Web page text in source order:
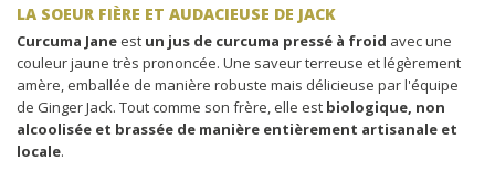
LA SOEUR FIÈRE ET AUDACIEUSE DE JACK
Curcuma Jane est un jus de curcuma pressé à froid avec une
couleur jaune très prononcée. Une saveur terreuse et légèrement
amère, emballée de manière robuste mais délicieuse par l'équipe
de Ginger Jack. Tout comme son frère, elle est biologique, non
alcoolisée et brassée de manière entièrement artisanale et
locale.